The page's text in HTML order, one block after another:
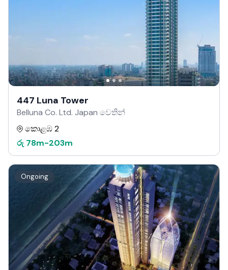
447 Luna Tower
Belluna Co. Ltd. Japan වෙතින්
කොළඹ 2
රු 78m-203m
Ongoing